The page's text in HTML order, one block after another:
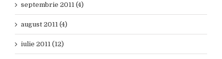
septembrie 2011 (4)
august 2011 (4)
iulie 2011 (12)